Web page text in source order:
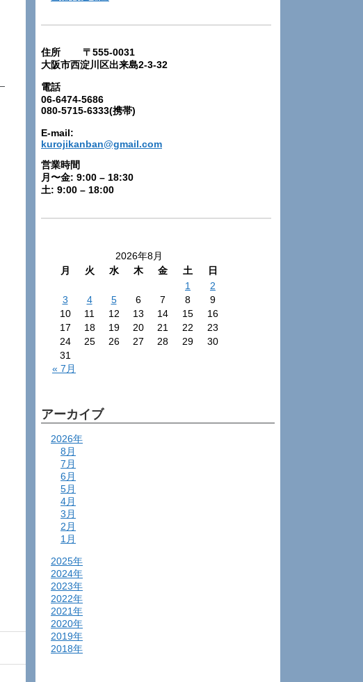
住所 〒555-0031
大阪市西淀川区出来島2-3-32
電話
06-6474-5686
080-5715-6333(携帯)
E-mail:
kurojikanban@gmail.com
営業時間
月〜金: 9:00 – 18:30
土: 9:00 – 18:00
2026年8月
月
火 水 木 金 土
日
1
2
3
4 5 6 7 8
9
10
11 12 13 14 15
16
17
18 19 20 21 22
23
24
25 26 27 28 29
30
31
« 7月
アーカイブ
2026年
8月
7月
6月
5月
4月
3月
2月
1月
2025年
2024年
2023年
2022年
2021年
2020年
2019年
2018年